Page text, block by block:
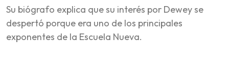
Su biógrafo explica que su interés por Dewey se
despertó porque era uno de los principales
exponentes de la Escuela Nueva.